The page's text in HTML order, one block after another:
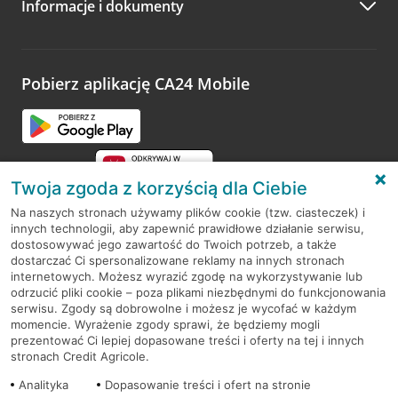
Zachęcamy do podzielenia się z nami opinią o wizycie.
opinie.
Informacje i dokumenty
Pobierz aplikację CA24 Mobile
RODO
Regulamin serwisu
Mapa serwisu
PolitykaCookies
Twoja zgoda z korzyścią dla Ciebie
Na naszych stronach używamy plików cookie (tzw. ciasteczek) i
innych technologii, aby zapewnić prawidłowe działanie serwisu,
dostosowywać jego zawartość do Twoich potrzeb, a także
dostarczać Ci spersonalizowane reklamy na innych stronach
internetowych. Możesz wyrazić zgodę na wykorzystywanie lub
odrzucić pliki cookie – poza plikami niezbędnymi do funkcjonowania
serwisu. Zgody są dobrowolne i możesz je wycofać w każdym
momencie. Wyrażenie zgody sprawi, że będziemy mogli
prezentować Ci lepiej dopasowane treści i oferty na tej i innych
stronach Credit Agricole.
Analityka
Dopasowanie treści i ofert na stronie